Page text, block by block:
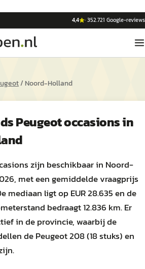
4,4 ·352.721 Google-reviews
/Noord-Holland
Peugeotoccasions in
zijn beschikbaar in Noord-
met een gemiddelde vraagprijs
mediaan ligt op EUR 28.635 en de
bedraagt 12.836 km. Er
in de provincie, waarbij de
de Peugeot 208 (18 stuks) en